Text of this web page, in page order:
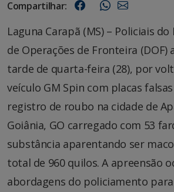
Compartilhar:
Laguna Carapã (MS) – Policiais
de Operações de Fronteira (DOF)
tarde de quarta-feira (28), por
veículo GM Spin com placas
registro de roubo na cidade de
Goiânia, GO carregado com 53
substância aparentando ser
total de 960 quilos. A apreensão
abordagens do policiamento